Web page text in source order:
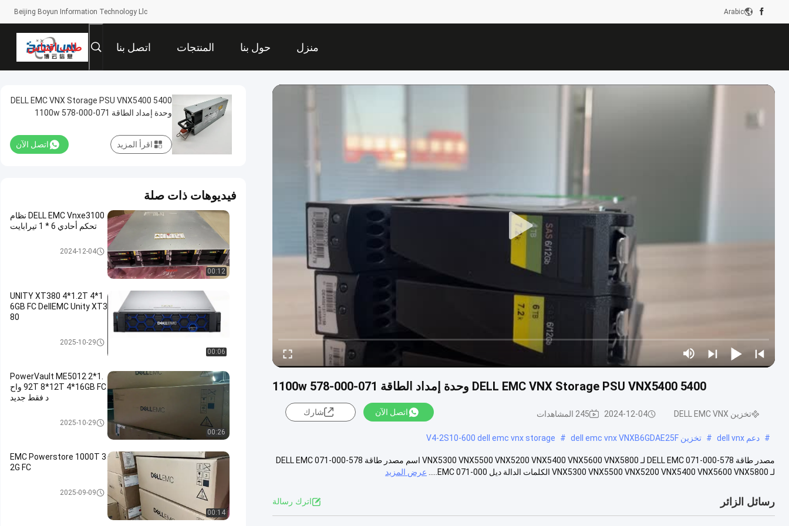
Beijing Boyun Information Technology Llc Arabic
منزل حول بنا المنتجات اتصل بنا طلب اقتباس
5400 DELL EMC VNX Storage PSU VNX5400 وحدة إمداد الطاقة 071-000-578 1100w
تخزين DELL EMC VNX 2024-12-04 245 المشاهدات اتصل الآن شارك
# دعم dell vnx # تخزين dell emc vnx VNXB6GDAE25F #
V4-2S10-600 dell emc vnx storage
مصدر طاقة DELL EMC 071-000-578 لـ VNX5300 VNX5500 VNX5200 VNX5400 VNX5600 VNX5800 اسم مصدر طاقة DELL EMC 071-000-578
لـ VNX5300 VNX5500 VNX5200 VNX5400 VNX5600 VNX5800 الكلمات الدالة ديل EMC 071-000.....
عرض المزيد
رسائل الزائر اترك رسالة
5400 DELL EMC VNX Storage PSU VNX5400
وحدة إمداد الطاقة 071-000-578 1100w
اتصل الآن اقرأ المزيد
فيديوهات ذات صلة
00:12
DELL EMC Vnxe3100 نظام
تحكم أحادي 6 * 1 تيرابايت
تخزين DELL EMC VNX
2024-12-04
00:06
UNITY XT380 4*1.2T 4*1
6GB FC DellEMC Unity XT3
80
وحدة تخزين DELL EMC Unity
2025-10-29
00:26
PowerVault ME5012 2*1.
92T 8*12T 4*16GB FC واح
د فقط جديد
وحدة تخزين DELL EMC Unity
2025-10-29
00:14
EMC Powerstore 1000T 3
2G FC
وحدة تخزين DELL EMC Unity
2025-09-09